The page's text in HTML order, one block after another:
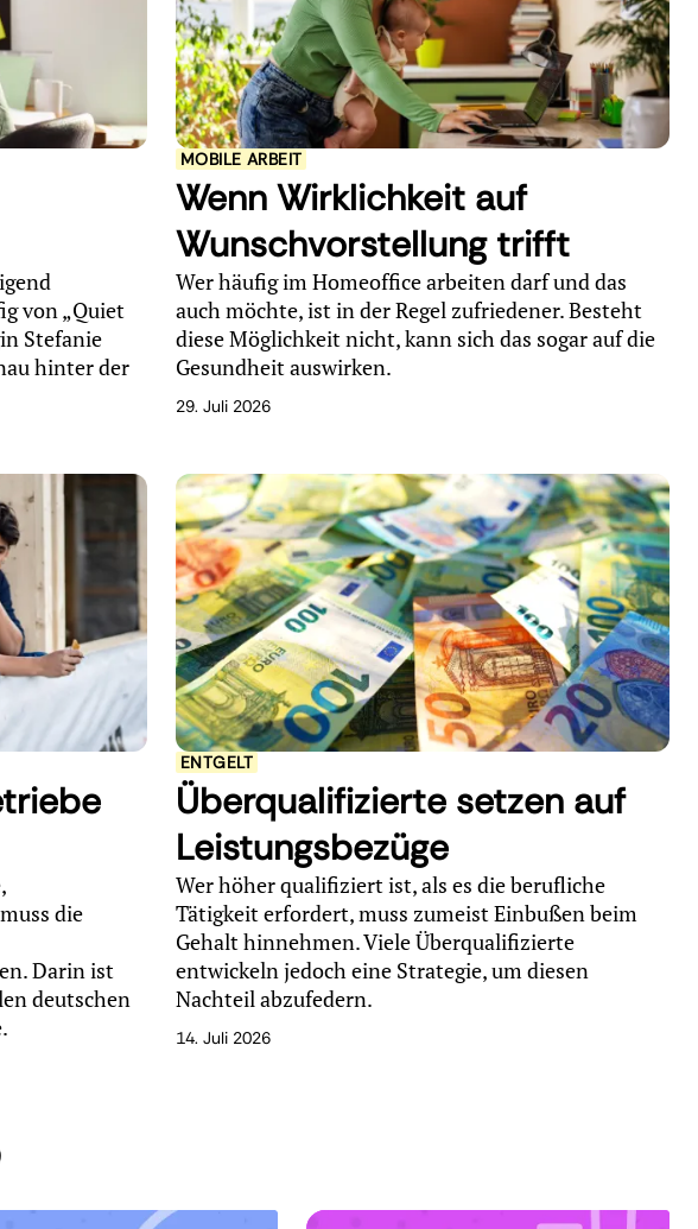
von „Quiet
Stefanie
hinter der
MOBILE ARBEIT
Wenn Wirklichkeit auf
Wunschvorstellung trifft
Wer häufig im Homeoffice arbeiten darf und das
auch möchte, ist in der Regel zufriedener. Besteht
diese Möglichkeit nicht, kann sich das sogar auf die
Gesundheit auswirken.
29. Juli 2026
die
Darin ist
deutschen
ENTGELT
Überqualifizierte setzen auf
Leistungsbezüge
Wer höher qualifiziert ist, als es die berufliche
Tätigkeit erfordert, muss zumeist Einbußen beim
Gehalt hinnehmen. Viele Überqualifizierte
entwickeln jedoch eine Strategie, um diesen
Nachteil abzufedern.
14. Juli 2026